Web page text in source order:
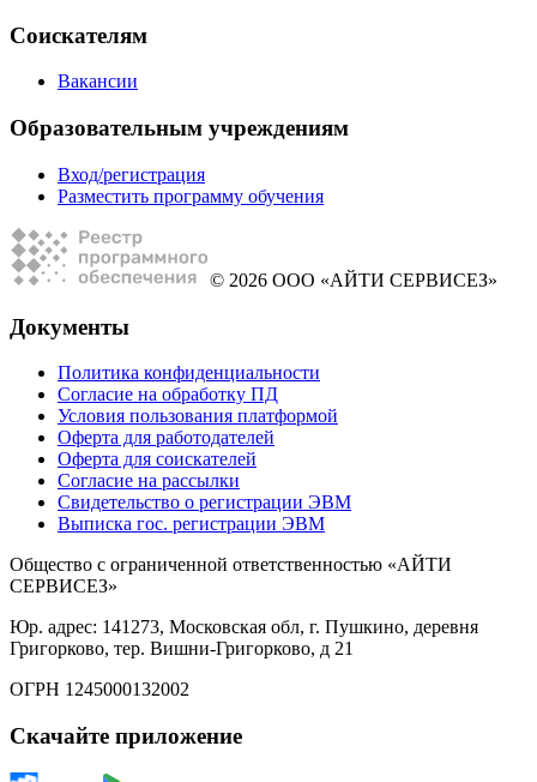
Соискателям
Вакансии
Образовательным учреждениям
Вход/регистрация
Разместить программу обучения
© 2026 ООО «АЙТИ СЕРВИСЕЗ»
Документы
Политика конфиденциальности
Согласие на обработку ПД
Условия пользования платформой
Оферта для работодателей
Оферта для соискателей
Согласие на рассылки
Свидетельство о регистрации ЭВМ
Выписка гос. регистрации ЭВМ
Общество с ограниченной ответственностью «АЙТИ
СЕРВИСЕЗ»
Юр. адрес: 141273, Московская обл, г. Пушкино, деревня
Григорково, тер. Вишни-Григорково, д 21
ОГРН 1245000132002
Скачайте приложение